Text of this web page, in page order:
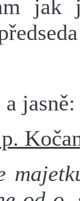
jasně: